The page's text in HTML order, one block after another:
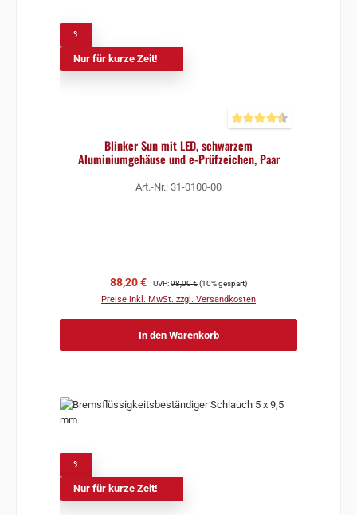
Nur für kurze Zeit!
Blinker Sun mit LED, schwarzem
Aluminiumgehäuse und e-Prüfzeichen, Paar
Art.-Nr.: 31-0100-00
Verkaufspreis:
88,20 € Regulärer Preis:
UVP:98,00 €(10% gespart)
Preise inkl. MwSt. zzgl. Versandkosten
In den Warenkorb
Nur für kurze Zeit!